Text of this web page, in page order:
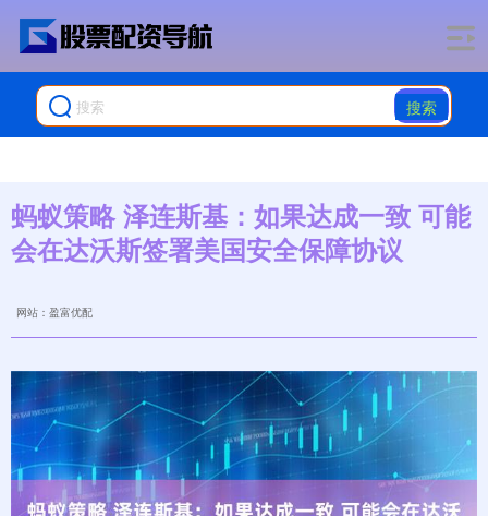
搜索
蚂蚁策略 泽连斯基：如果达成一致 可能
会在达沃斯签署美国安全保障协议
网站：盈富优配